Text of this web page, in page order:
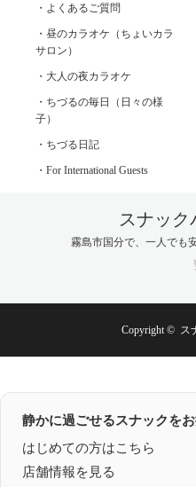
・よくあるご質問
・昼のカラオケ（ちょいカラ
サロン）
・大人の夜カラオケ
・ちづるの毎日（日々の様
子）
・ちづる日記
・For International Guests
スナック
霧島市国分で、一人でも
Copyright © ス
静かに過ごせるスナックを
はじめての方はこちら
店舗情報を見る